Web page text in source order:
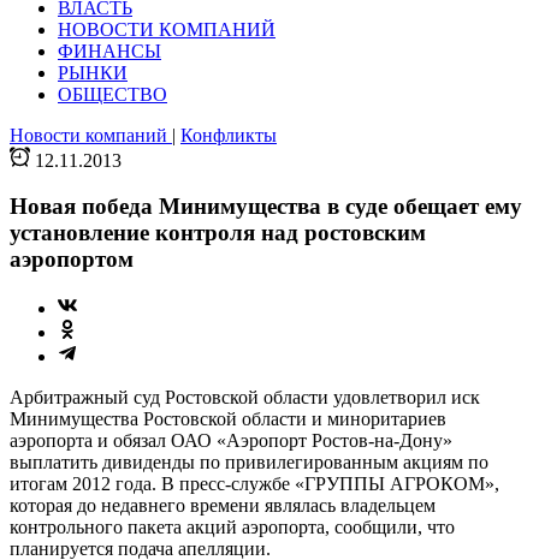
ВЛАСТЬ
НОВОСТИ КОМПАНИЙ
ФИНАНСЫ
РЫНКИ
ОБЩЕСТВО
Новости компаний | Конфликты
12.11.2013
Новая победа Минимущества в суде обещает ему
установление контроля над ростовским
аэропортом
Арбитражный суд Ростовской облас­ти удовлетворил иск
Минимущества Ростовской области и миноритариев
аэропорта и обязал ОАО «Аэропорт Ростов-на-Дону»
выплатить дивиденды по привилегированным акциям по
итогам 2012 года. В пресс-службе «ГРУППЫ АГРОКОМ»,
которая до недавнего времени являлась владельцем
контрольного пакета акций аэропорта, сообщили, что
планируется подача апелляции.